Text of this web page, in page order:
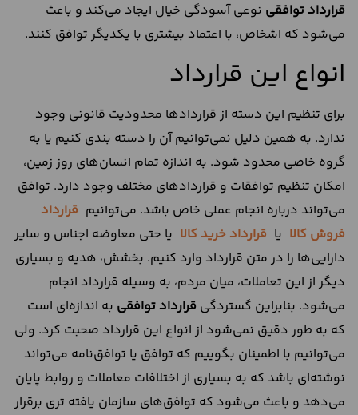
قرارداد توافقی نوعی آسودگی خیال ایجاد می‌کند و باعث
می‌شود که اشخاص، با اعتماد بیشتری با یکدیگر توافق کنند.
انواع این قرارداد
برای تنظیم این دسته از قراردادها محدودیت قانونی وجود
ندارد. به همین دلیل نمی‌توانیم آن را دسته بندی کنیم یا به
گروه خاصی محدود شود. به اندازه تمام انسان‌های روز زمین،
امکان تنظیم توافقات و قراردادهای مختلف وجود دارد. توافق
می‌تواند درباره انجام عملی خاص باشد. می‌توانیم قرارداد
فروش کالا یا قرارداد خرید کالا یا حتی معاوضه اجناس و سایر
دارایی‌ها را در متن قرارداد وارد کنیم. بخشش، هدیه و بسیاری
دیگر از این تعاملات، میان مردم، به وسیله قرارداد انجام
می‌شود. بنابراین گستردگی قرارداد توافقی به اندازه‌ای است
که به طور دقیق نمی‌شود از انواع این قرارداد صحبت کرد. ولی
می‌توانیم با اطمینان بگوییم که توافق یا توافق‌نامه می‌تواند
نوشته‌ای باشد که به بسیاری از اختلافات معاملات و روابط پایان
می‌دهد و باعث می‌شود که توافق‌های سازمان‌ یافته تری برقرار